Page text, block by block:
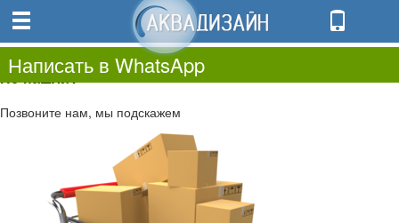
0.00
0
Не нашли?
Позвоните нам, мы подскажем
Написать в WhatsApp